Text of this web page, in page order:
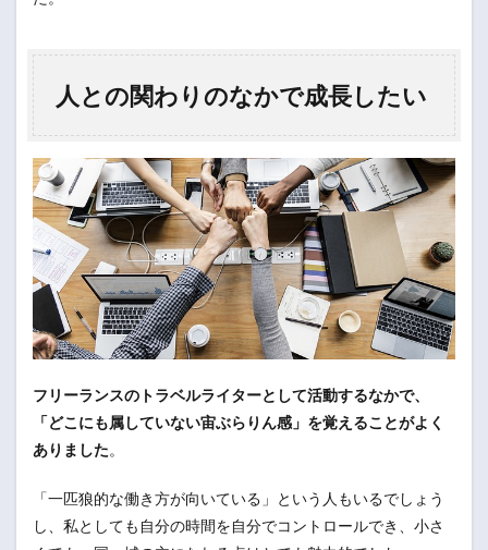
人との関わりのなかで成長したい
フリーランスのトラベルライターとして活動するなかで、
「どこにも属していない宙ぶらりん感」を覚えることがよく
ありました。
「一匹狼的な働き方が向いている」という人もいるでしょう
し、私としても自分の時間を自分でコントロールでき、小さ